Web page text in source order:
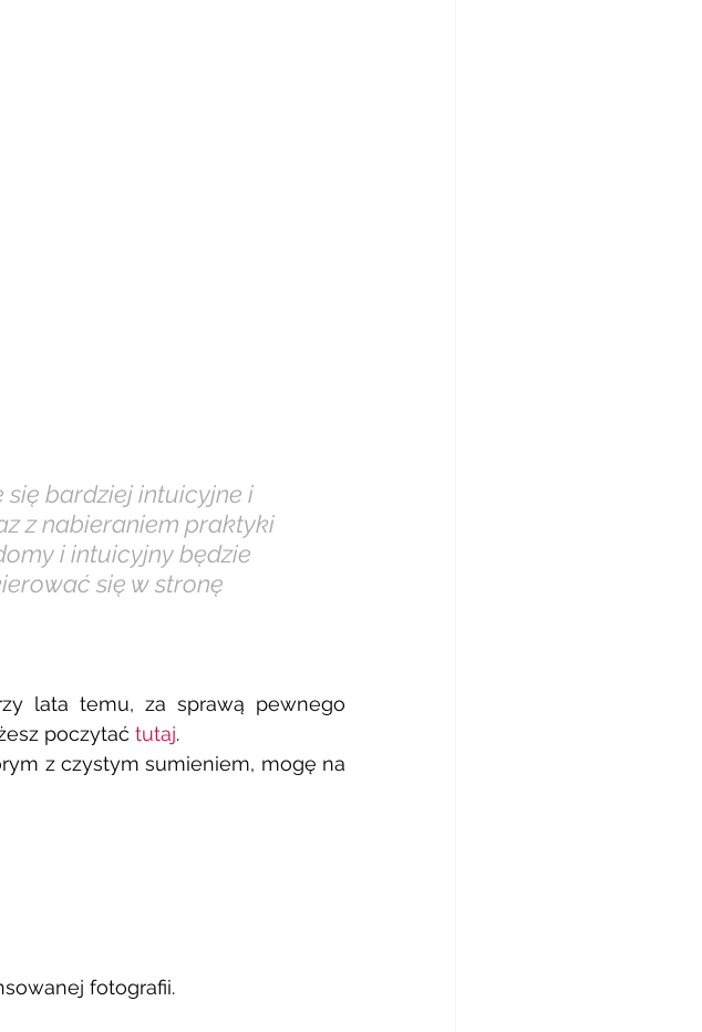
się bardziej intuicyjne i
z nabieraniem praktyki
i intuicyjny będzie
się w stronę
lata temu, za sprawą pewnego
poczytać tutaj.
z czystym sumieniem, mogę na
fotografii.